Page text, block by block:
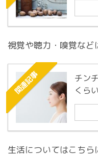
視覚や聴力・嗅覚など
関連記事
チン
くら
生活についてはこちら